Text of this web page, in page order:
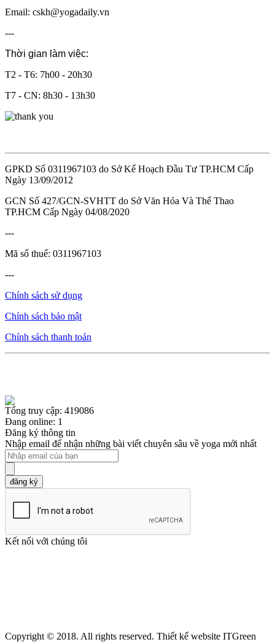
Email: cskh@yogadaily.vn
---
Thời gian làm việc:
T2 - T6: 7h00 - 20h30
T7 - CN: 8h30 - 13h30
GPKD Số 0311967103 do Sở Kế Hoạch Đầu Tư TP.HCM Cấp
Ngày 13/09/2012
GCN Số 427/GCN-SVHTT do Sở Văn Hóa Và Thể Thao
TP.HCM Cấp Ngày 04/08/2020
---
Mã số thuế: 0311967103
---
Chính sách sử dụng
Chính sách bảo mật
Chính sách thanh toán
Tổng truy cập: 419086
Đang online: 1
Đăng ký thông tin
Nhập email để nhận những bài viết chuyên sâu về yoga mới nhất
đăng ký
Kết nối với chúng tôi
Copyright © 2018. All rights reserved. Thiết kế website ITGreen